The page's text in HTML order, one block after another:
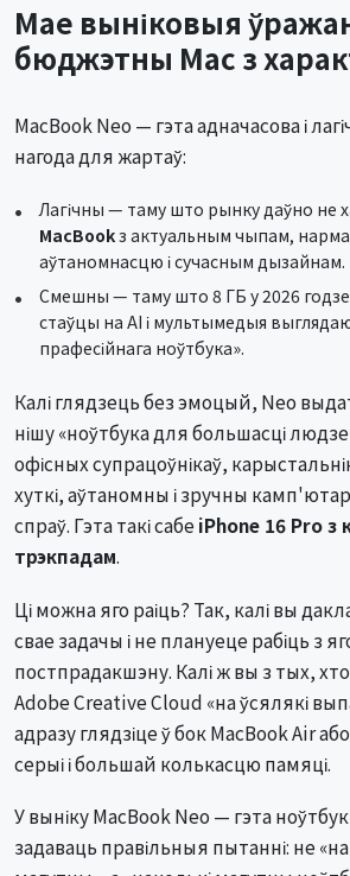
Мае выніковыя
бюджэтны Mac з
MacBook Neo — гэта адначасова і
нагода для жартаў:
Лагічны — таму што рынку даўно не
MacBookз актуальным чыпам,
аўтаномнасцю і сучасным дызайнам.
Смешны — таму што 8 ГБ у 2026 годзе пры актыўнай
стаўцы на AI і мультымедыя
прафесійнага ноўтбука».
Калі глядзець без эмоцый, Neo
нішу «ноўтбука для большасці
офісных супрацоўнікаў,
хуткі, аўтаномны і зручны
спраў. Гэта такі сабеiPhone 16 Pro з
трэкпадам.
Ці можна яго раіць? Так, калі вы
свае задачы і не плануеце рабіць з
постпрадакшэну. Калі ж вы з тых,
Adobe Creative Cloud «на ўсялякі
адразу глядзіце ў бок MacBook Air
серыі і большай колькасцю памяці.
У выніку MacBook Neo — гэта
задаваць правільныя пытанні: не